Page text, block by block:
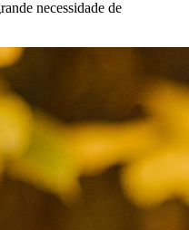
necessidade de